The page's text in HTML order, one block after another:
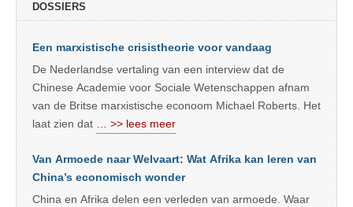
DOSSIERS
Een marxistische crisistheorie voor vandaag
De Nederlandse vertaling van een interview dat de
Chinese Academie voor Sociale Wetenschappen afnam
van de Britse marxistische econoom Michael Roberts. Het
laat zien dat … >> lees meer
Van Armoede naar Welvaart: Wat Afrika kan leren van
China’s economisch wonder
China en Afrika delen een verleden van armoede. Waar